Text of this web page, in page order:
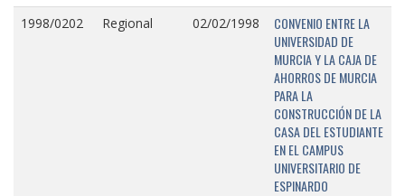
1998/0202 Regional 02/02/1998
CONVENIO ENTRE LA
UNIVERSIDAD DE
MURCIA Y LA CAJA DE
AHORROS DE MURCIA
PARA LA
CONSTRUCCIÓN DE LA
CASA DEL ESTUDIANTE
EN EL CAMPUS
UNIVERSITARIO DE
ESPINARDO